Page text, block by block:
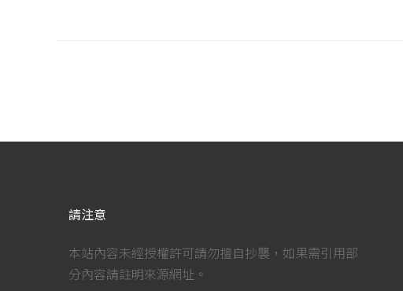
請注意
本站內容未經授權許可請勿擅自抄襲，如果需引用部
分內容請註明來源網址。